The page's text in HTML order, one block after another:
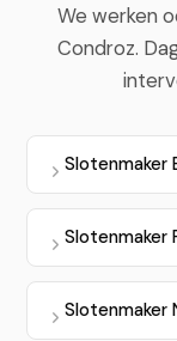
We werken
Condroz.
Slotenmaker
Slotenmaker
Slotenmaker